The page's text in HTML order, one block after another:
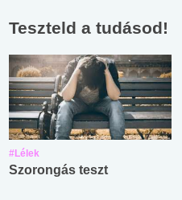
Teszteld a tudásod!
#Lélek
Szorongás teszt